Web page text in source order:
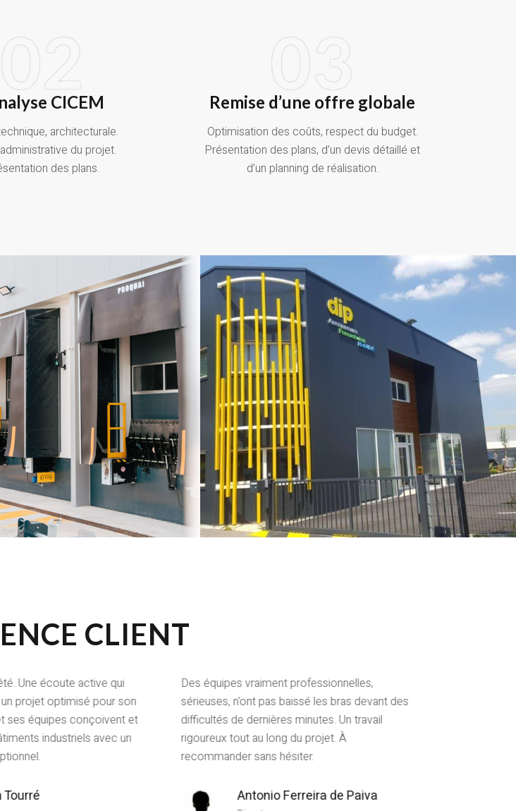
02CICEM
architecturale.
du projet.
des plans.
03
Remise d’une offre globale
Optimisation des coûts, respect du budget.
Présentation des plans, d’un devis détaillé et
d’un planning de réalisation.
CLIENT
Une écoute active qui
projet optimisé pour son
ses équipes conçoivent et
industriels avec un
Tourré
Des équipes vraiment professionnelles,
sérieuses, n'ont pas baissé les bras devant des
difficultés de dernières minutes. Un travail
rigoureux tout au long du projet. À
recommander sans hésiter.
Antonio Ferreira de Paiva